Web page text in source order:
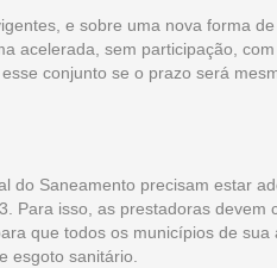
e sobre uma nova forma
acelerada, sem participação,
conjunto se o prazo será
do Saneamento precisam estar
Para isso, as prestadoras devem
que todos os municípios de
esgoto sanitário.